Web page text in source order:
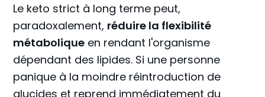
Le keto strict à long terme peut,
paradoxalement, réduire la flexibilité
métabolique en rendant l'organisme
dépendant des lipides. Si une personne
panique à la moindre réintroduction de
glucides et reprend immédiatement du